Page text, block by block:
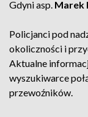
Gdyni asp. Marek
Policjanci pod
okoliczności i
Aktualne
wyszukiwarce
przewoźników.